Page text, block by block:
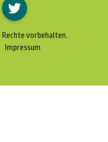
Rechte vorbehalten.
Impressum